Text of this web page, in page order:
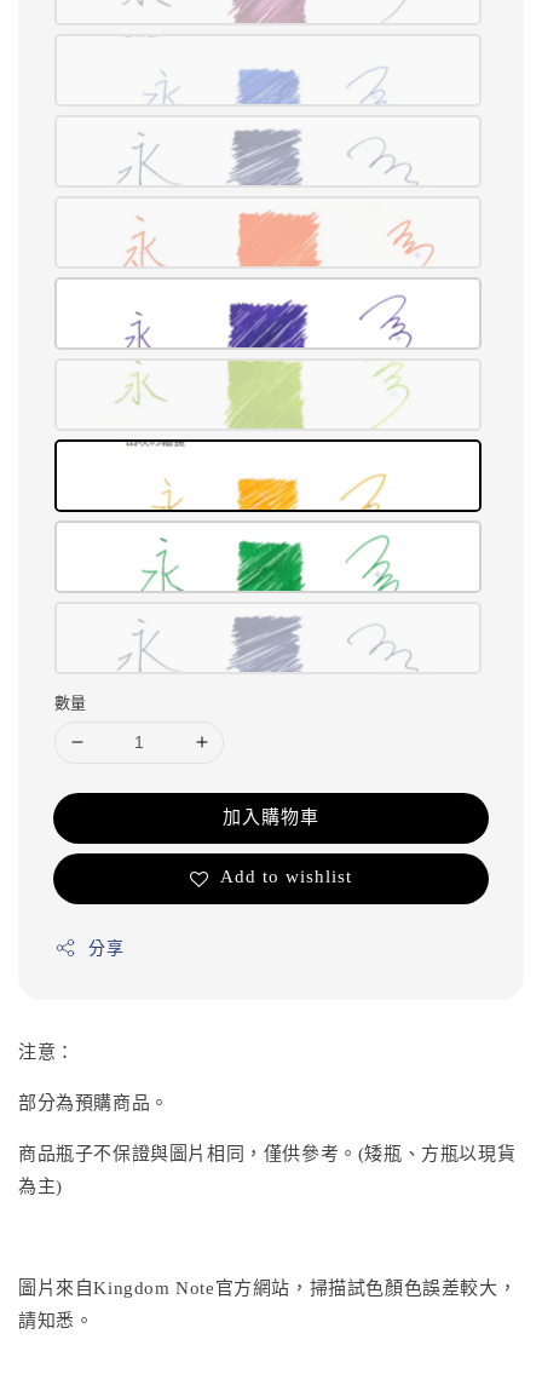
數量
加入購物車
Add to wishlist
分享
注意：
部分為預購商品。
商品瓶子不保證與圖片相同，僅供參考。(矮瓶、方瓶以現貨
為主)
圖片來自Kingdom Note官方網站，掃描試色顏色誤差較大，
請知悉。